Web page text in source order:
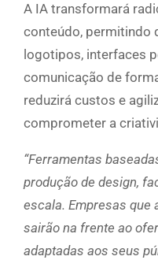
A IA transformará
conteúdo, permitindo
logotipos, interfaces
comunicação de
reduzirá custos e
comprometer a
“Ferramentas
produção de design,
escala. Empresas que
sairão na frente ao
adaptadas aos seus